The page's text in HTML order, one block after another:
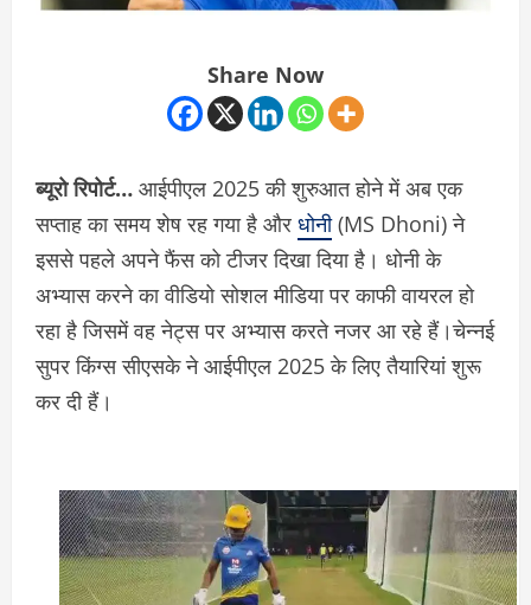
Share Now
ब्यूरो रिपोर्ट… आईपीएल 2025 की शुरुआत होने में अब एक
सप्ताह का समय शेष रह गया है और धोनी(MS Dhoni) ने
इससे पहले अपने फैंस को टीजर दिखा दिया है। धोनी के
अभ्यास करने का वीडियो सोशल मीडिया पर काफी वायरल हो
रहा है जिसमें वह नेट्स पर अभ्यास करते नजर आ रहे हैं।चेन्नई
सुपर किंग्स सीएसके ने आईपीएल 2025 के लिए तैयारियां शुरू
कर दी हैं।